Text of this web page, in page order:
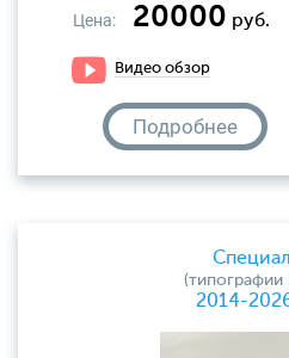
Цена: 20000 руб.
Видео обзор
Подробнее
(типографии
2014-